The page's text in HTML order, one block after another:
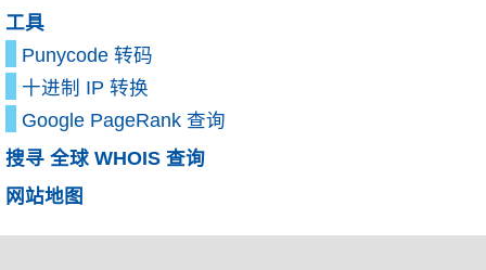
工具
Punycode 转码
十进制 IP 转换
Google PageRank 查询
搜寻 全球 WHOIS 查询
网站地图